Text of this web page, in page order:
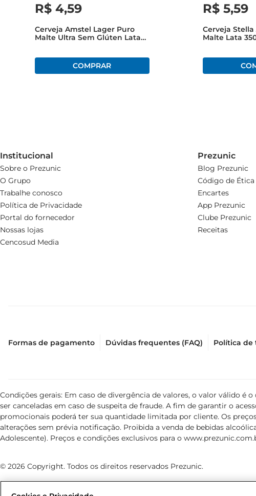
R$ 4,59
Cerveja Amstel Lager Puro
Malte Ultra Sem Glúten Lata
R$ 5,59
Cerveja
Malte Lata
Institucional
Sobre o Prezunic
O Grupo
Trabalhe conosco
Política de Privacidade
Portal do fornecedor
Nossas lojas
Cencosud Media
Prezunic
Blog Prezunic
Código de Ética
Encartes
App Prezunic
Clube Prezunic
Receitas
Formas de pagamento Dúvidas frequentes (FAQ) Política de
Condições gerais: Em caso de divergência de valores, o valor válido é
ser canceladas em caso de suspeita de fraude. A fim de garantir o
promocionais poderá ter sua quantidade limitada por cliente. Os
alterações sem prévia notificação. Proibida a venda de bebidas
Adolescente). Preços e condições exclusivos para o
© 2026 Copyright. Todos os direitos reservados Prezunic.